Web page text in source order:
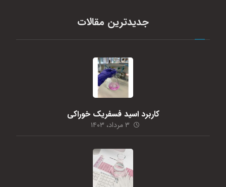
جدیدترین مقالات
کاربرد اسید فسفریک خوراکی
۳ مرداد، ۱۴۰۳